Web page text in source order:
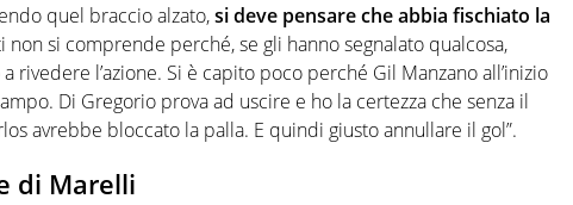
quel braccio alzato,si deve pensare che abbia fischiato la
non si comprende perché, se gli hanno segnalato qualcosa,
rivedere l’azione. Si è capito poco perché Gil Manzano all’inizio
Di Gregorio prova ad uscire e ho la certezza che senza il
avrebbe bloccato la palla. E quindi giusto annullare il gol”.
di Marelli